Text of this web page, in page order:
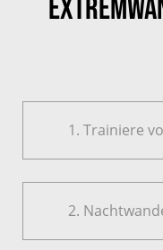
Trainiere
vorher
1. Trainiere
2.